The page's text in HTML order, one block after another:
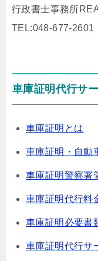
行政書士事務所
TEL:048-677-2601
車庫証明代行サ
車庫証明とは
車庫証明・自動
車庫証明警察署
車庫証明代行料
車庫証明必要書
車庫証明代行サ